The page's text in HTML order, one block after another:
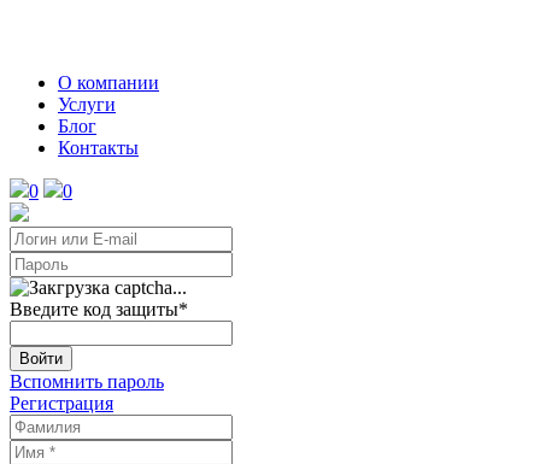
О компании
Услуги
Блог
Контакты
0 0
Введите код защиты*
Войти
Вспомнить пароль
Регистрация